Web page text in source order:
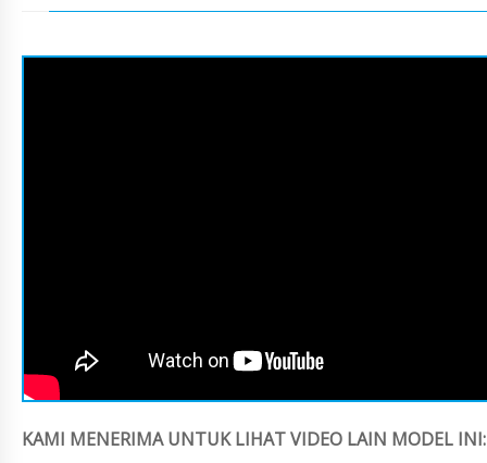
KAMI MENERIMA UNTUK LIHAT VIDEO LAIN MODEL INI: